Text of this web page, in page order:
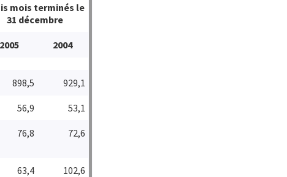
mois terminés le
31 décembre
2005 2004
898,5 929,1
56,9 53,1
76,8 72,6
63,4 102,6